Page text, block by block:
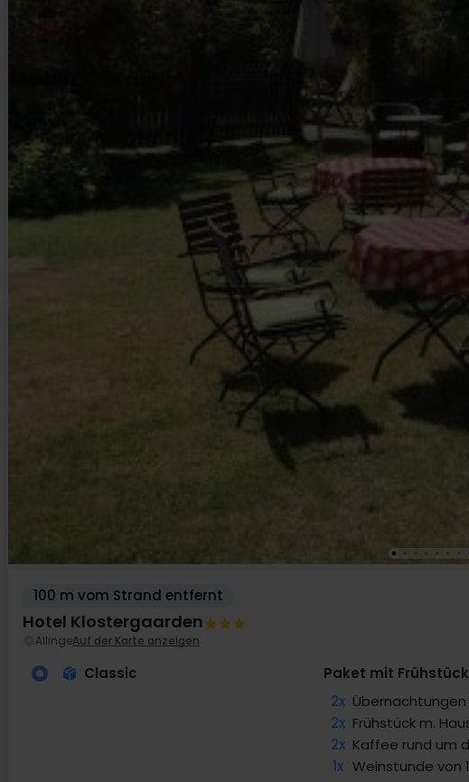
100 m vom Strand entfernt
Hotel Klostergaarden
AllingeAuf der Karte anzeigen
Classic
Paket mit Frühstück
2x Übernachtungen
2x Frühstück m.
2x Kaffee­­ rund um
1x Weinstunde von